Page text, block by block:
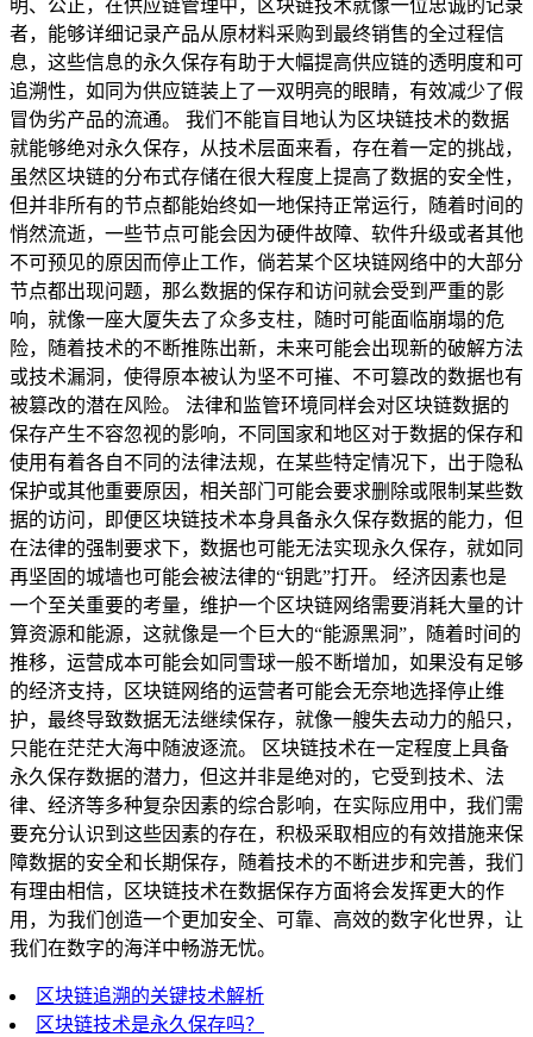
明、公正，在供应链管理中，区块链技术就像一位忠诚的记录
者，能够详细记录产品从原材料采购到最终销售的全过程信
息，这些信息的永久保存有助于大幅提高供应链的透明度和可
追溯性，如同为供应链装上了一双明亮的眼睛，有效减少了假
冒伪劣产品的流通。 我们不能盲目地认为区块链技术的数据
就能够绝对永久保存，从技术层面来看，存在着一定的挑战，
虽然区块链的分布式存储在很大程度上提高了数据的安全性，
但并非所有的节点都能始终如一地保持正常运行，随着时间的
悄然流逝，一些节点可能会因为硬件故障、软件升级或者其他
不可预见的原因而停止工作，倘若某个区块链网络中的大部分
节点都出现问题，那么数据的保存和访问就会受到严重的影
响，就像一座大厦失去了众多支柱，随时可能面临崩塌的危
险，随着技术的不断推陈出新，未来可能会出现新的破解方法
或技术漏洞，使得原本被认为坚不可摧、不可篡改的数据也有
被篡改的潜在风险。 法律和监管环境同样会对区块链数据的
保存产生不容忽视的影响，不同国家和地区对于数据的保存和
使用有着各自不同的法律法规，在某些特定情况下，出于隐私
保护或其他重要原因，相关部门可能会要求删除或限制某些数
据的访问，即便区块链技术本身具备永久保存数据的能力，但
在法律的强制要求下，数据也可能无法实现永久保存，就如同
再坚固的城墙也可能会被法律的“钥匙”打开。 经济因素也是
一个至关重要的考量，维护一个区块链网络需要消耗大量的计
算资源和能源，这就像是一个巨大的“能源黑洞”，随着时间的
推移，运营成本可能会如同雪球一般不断增加，如果没有足够
的经济支持，区块链网络的运营者可能会无奈地选择停止维
护，最终导致数据无法继续保存，就像一艘失去动力的船只，
只能在茫茫大海中随波逐流。 区块链技术在一定程度上具备
永久保存数据的潜力，但这并非是绝对的，它受到技术、法
律、经济等多种复杂因素的综合影响，在实际应用中，我们需
要充分认识到这些因素的存在，积极采取相应的有效措施来保
障数据的安全和长期保存，随着技术的不断进步和完善，我们
有理由相信，区块链技术在数据保存方面将会发挥更大的作
用，为我们创造一个更加安全、可靠、高效的数字化世界，让
我们在数字的海洋中畅游无忧。
区块链追溯的关键技术解析
区块链技术是永久保存吗？